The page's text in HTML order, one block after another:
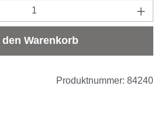
Gib den gewünschten
den Warenkorb
Produktnummer: 84240